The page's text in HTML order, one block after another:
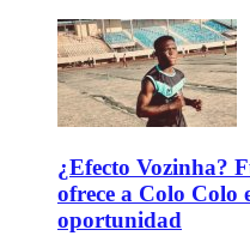
¿Efecto Vozinha?
ofrece a Colo Colo
oportunidad